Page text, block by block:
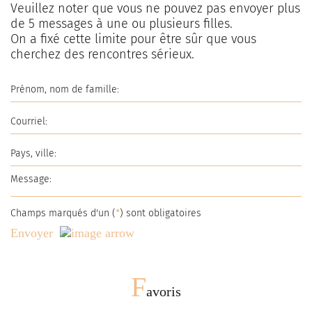
Veuillez noter que vous ne pouvez pas envoyer plus
de 5 messages à une ou plusieurs filles.
On a fixé cette limite pour être sûr que vous
cherchez des rencontres sérieux.
Champs marqués d'un (*) sont obligatoires
Envoyer
Favoris